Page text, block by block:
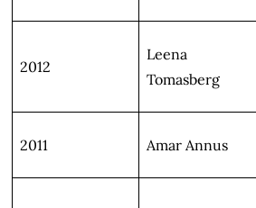
2012
Leena
Tomasberg
2011 Amar Annus